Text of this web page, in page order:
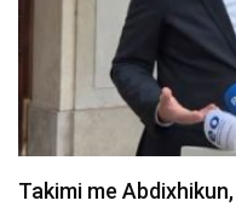
Abdixhiku pas takimit